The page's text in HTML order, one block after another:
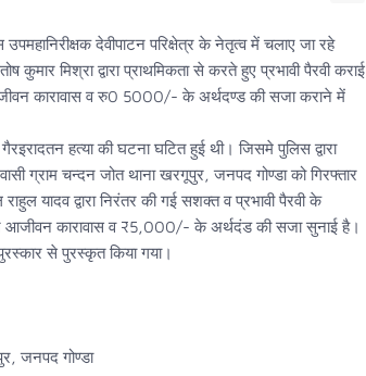
देवीपाटन परिक्षेत्र के नेतृत्व में चलाए जा रहे
मिश्रा द्वारा प्राथमिकता से करते हुए प्रभावी पैरवी कराई
कारावास व रु0 5000/- के अर्थदण्ड की सजा कराने में
हत्या की घटना घटित हुई थी। जिसमे पुलिस द्वारा
ग्राम चन्दन जोत थाना खरगूपुर, जनपद गोण्डा को गिरफ्तार
यादव द्वारा निरंतर की गई सशक्त व प्रभावी पैरवी के
आजीवन कारावास व ₹5,000/- के अर्थदंड की सजा सुनाई है।
से पुरस्कृत किया गया।
जनपद गोण्डा